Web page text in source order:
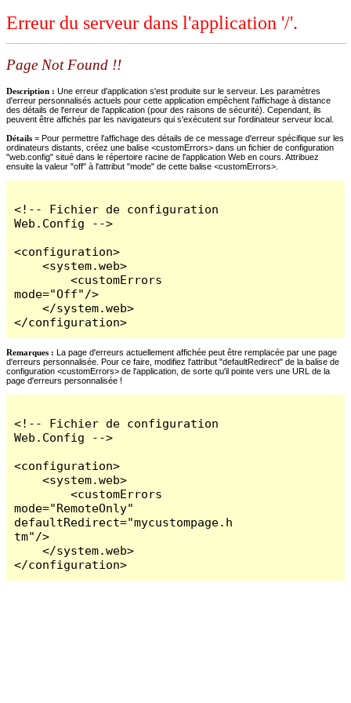
Erreur du serveur dans l'application '/'.
Page Not Found !!
Description : Une erreur d'application s'est produite sur le serveur. Les paramètres
d'erreur personnalisés actuels pour cette application empêchent l'affichage à distance
des détails de l'erreur de l'application (pour des raisons de sécurité). Cependant, ils
peuvent être affichés par les navigateurs qui s'exécutent sur l'ordinateur serveur local.
Détails = Pour permettre l'affichage des détails de ce message d'erreur spécifique sur les
ordinateurs distants, créez une balise <customErrors> dans un fichier de configuration
"web.config" situé dans le répertoire racine de l'application Web en cours. Attribuez
ensuite la valeur "off" à l'attribut "mode" de cette balise <customErrors>.
<!-- Fichier de configuration
Web.Config -->
<configuration>
    <system.web>
        <customErrors
mode="Off"/>
    </system.web>
</configuration>
Remarques : La page d'erreurs actuellement affichée peut être remplacée par une page
d'erreurs personnalisée. Pour ce faire, modifiez l'attribut "defaultRedirect" de la balise de
configuration <customErrors> de l'application, de sorte qu'il pointe vers une URL de la
page d'erreurs personnalisée !
<!-- Fichier de configuration
Web.Config -->
<configuration>
    <system.web>
        <customErrors
mode="RemoteOnly"
defaultRedirect="mycustompage.h
tm"/>
    </system.web>
</configuration>